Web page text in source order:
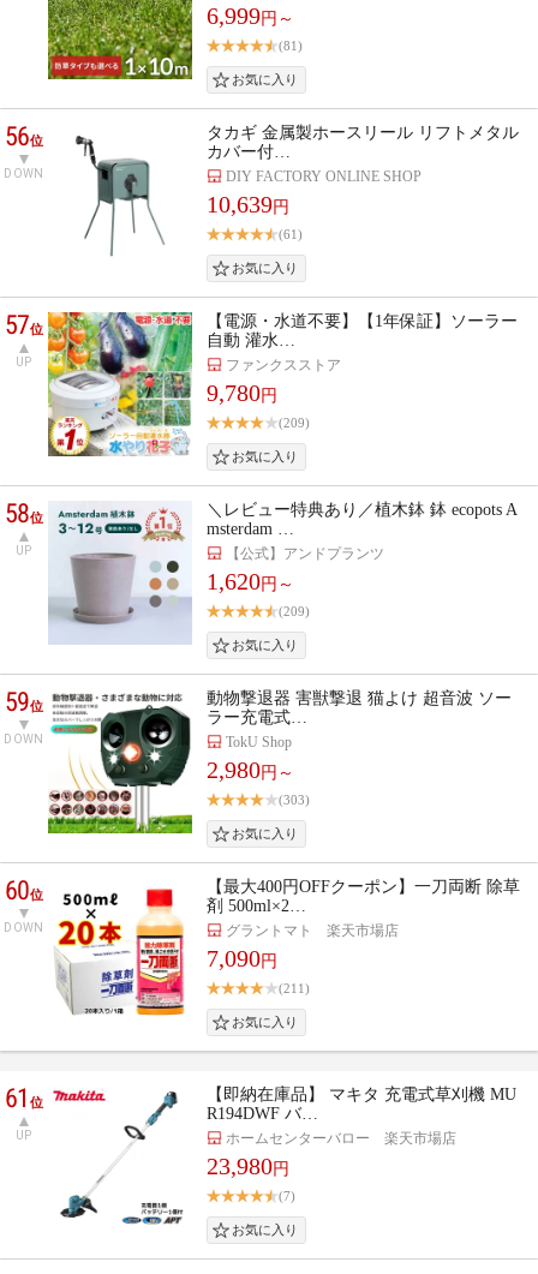
6,999円～
(81)
56位
DOWN
タカギ 金属製ホースリール リフトメタル
カバー付…
DIY FACTORY ONLINE SHOP
10,639円
(61)
57位
UP
【電源・水道不要】【1年保証】ソーラー
自動 灌水…
ファンクスストア
9,780円
(209)
58位
UP
＼レビュー特典あり／植木鉢 鉢 ecopots A
msterdam …
【公式】アンドプランツ
1,620円～
(209)
59位
DOWN
動物撃退器 害獣撃退 猫よけ 超音波 ソー
ラー充電式…
TokU Shop
2,980円～
(303)
60位
DOWN
【最大400円OFFクーポン】一刀両断 除草
剤 500ml×2…
グラントマト 楽天市場店
7,090円
(211)
61位
UP
【即納在庫品】 マキタ 充電式草刈機 MU
R194DWF バ…
ホームセンターバロー 楽天市場店
23,980円
(7)